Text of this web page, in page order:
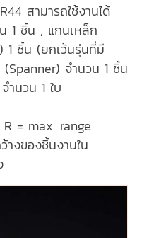
สามารถใช้งานได้
1 ชิ้น , แกนเหล็ก
1 ชิ้น (ยกเว้นรุ่นที่มี
จำนวน 1 ชิ้น
ำนวน 1 ใบ
= max. range
างของชิ้นงานใน